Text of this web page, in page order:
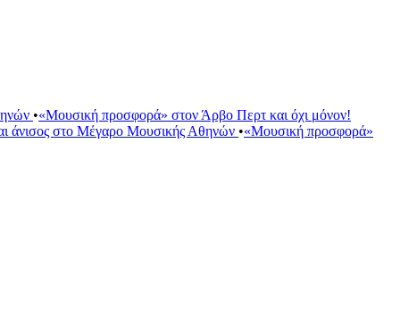
•«Μουσική προσφορά» στον Άρβο Περτ και όχι μόνον!
άνισος στο Μέγαρο Μουσικής Αθηνών •«Μουσική προσφορά»